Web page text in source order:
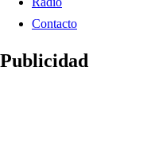
Contacto
Publicidad